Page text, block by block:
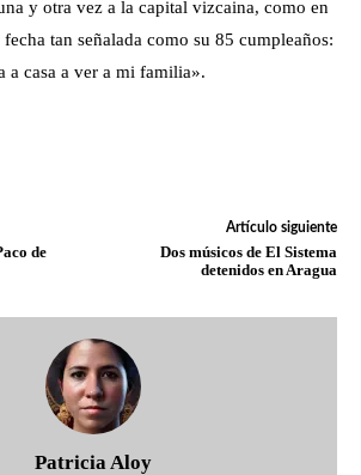
y otra vez a la capital vizcaina, como en
tan señalada como su 85 cumpleaños:
a casa a ver a mi familia».
de
Artículo siguiente
Dos músicos de El Sistema
detenidos en Aragua
Patricia Aloy